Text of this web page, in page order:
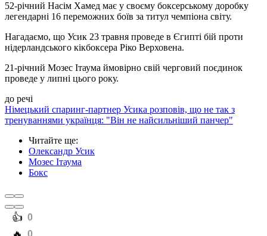
52-річний Насім Хамед має у своєму боксерському доробку
легендарні 16 переможних боїв за титул чемпіона світу.
Нагадаємо, що Усик 23 травня проведе в Єгипті бій проти
нідерландського кікбоксера Ріко Верховена.
21-річний Мозес Ітаума ймовірно свій черговий поєдинок
проведе у липні цього року.
до речі
Німецький спаринг-партнер Усика розповів, що не так з
тренуваннями українця: "Він не найсильніший панчер"
Читайте ще:
Олександр Усик
Мозес Ітаума
Бокс
️👍 0